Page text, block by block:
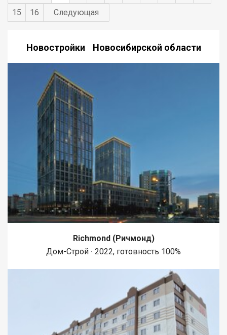
агенству. Код пользователя: 156608 Номер в базе: 12831484
15
16 Следующая
Новостройки Новосибирской области
Richmond (Ричмонд)
Дом-Строй ∙ 2022, готовность 100%